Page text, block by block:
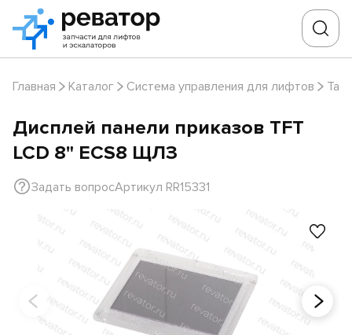
Главная Каталог Система управления для лифтов
Дисплей панели приказов TFT
LCD 8" ECS8 ЩЛЗ
Задать вопросАртикул RR15331